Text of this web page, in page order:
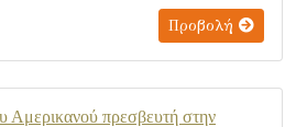
Προβολή
Αμερικανού πρεσβευτή στην